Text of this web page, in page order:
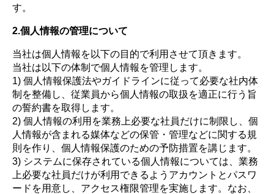
す。
2.個人情報の管理について
当社は個人情報を以下の目的で利用させて頂きます。
当社は以下の体制で個人情報を管理します。
1) 個人情報保護法やガイドラインに従って必要な社内体
制を整備し、従業員から個人情報の取扱を適正に行う旨
の誓約書を取得します。
2) 個人情報の利用を業務上必要な社員だけに制限し、個
人情報が含まれる媒体などの保管・管理などに関する規
則を作り、個人情報保護のための予防措置を講じます。
3) システムに保存されている個人情報については、業務
上必要な社員だけが利用できるようアカウントとパスワ
ードを用意し、アクセス権限管理を実施します。なお、